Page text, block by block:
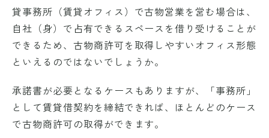
貸事務所（賃貸オフィス）で古物営業を営む場合は、
自社（身）で占有できるスペースを借り受けることが
できるため、古物商許可を取得しやすいオフィス形態
といえるのではないでしょうか。
承諾書が必要となるケースもありますが、「事務所」
として賃貸借契約を締結できれば、ほとんどのケース
で古物商許可の取得ができます。